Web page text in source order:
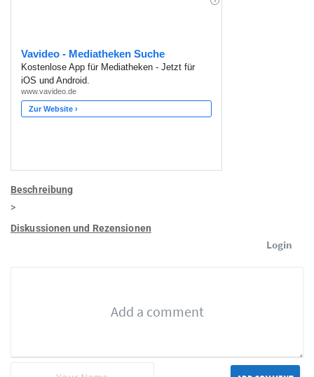
Beschreibung
>
Diskussionen und Rezensionen
Login